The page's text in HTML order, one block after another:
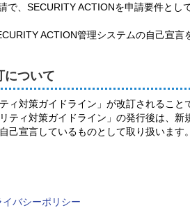
、SECURITY ACTIONを申請要件とし
ACTION管理システムの自己宣
について
対策ガイドライン」が改訂されること
ティ対策ガイドライン」の発行後は、
宣言しているものとして取り扱います。
イバシーポリシー